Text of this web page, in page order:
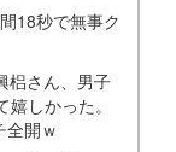
18秒で無事ク
梠さん、男子
しかった。
全開ｗ